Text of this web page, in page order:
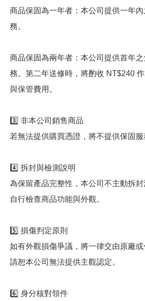
商品保固為一年者：本公司提供一年
務。
商品保固為兩年者：本公司提供首年
務。第二年送修時，將酌收 NT$240
與保管費用。
3️⃣ 非本公司銷售商品
若無法提供購買憑證，將不提供保固服
4️⃣ 拆封與檢測說明
為保留產品完整性，本公司不主動拆
自行檢查商品功能與外觀。
5️⃣ 損傷判定原則
如有外觀損傷爭議，將一律交由原廠或
請恕本公司無法提供主觀認定。
6️⃣ 身分核對領件